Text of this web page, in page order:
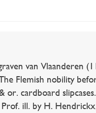
van Vlaanderen
Flemish nobility
cardboard
ill. by H.